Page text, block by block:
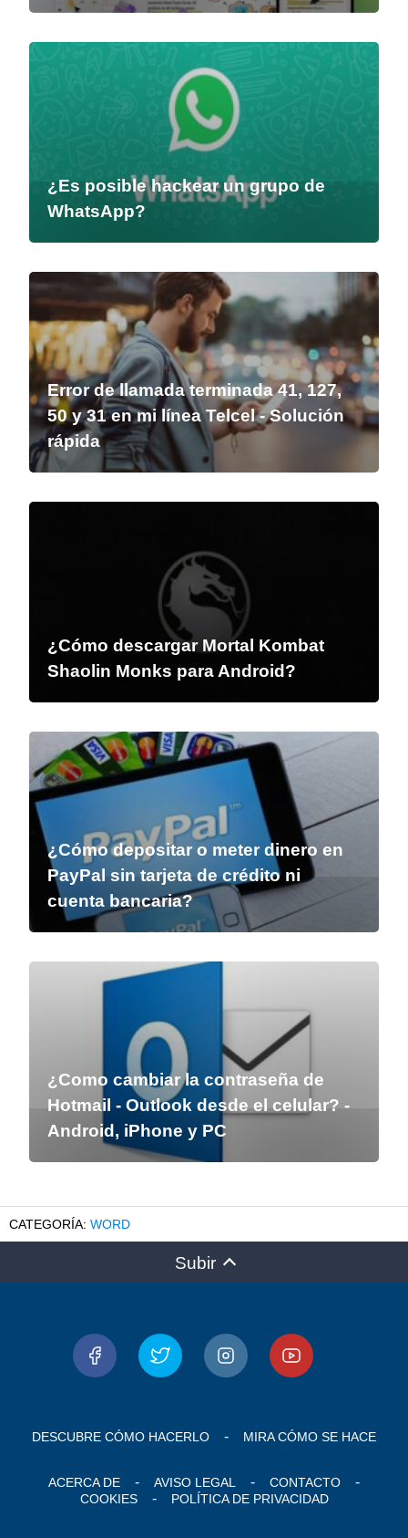
¿Es posible hackear un grupo de
WhatsApp?
Error de llamada terminada 41, 127,
50 y 31 en mi línea Telcel - Solución
rápida
¿Cómo descargar Mortal Kombat
Shaolin Monks para Android?
¿Cómo depositar o meter dinero en
PayPal sin tarjeta de crédito ni
cuenta bancaria?
¿Como cambiar la contraseña de
Hotmail - Outlook desde el celular? -
Android, iPhone y PC
WORD
Subir
DESCUBRE CÓMO HACERLO MIRA CÓMO SE HACE
ACERCA DE AVISO LEGAL
CONTACTO
COOKIES
POLÍTICA DE PRIVACIDAD